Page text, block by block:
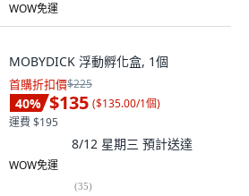
WOW免運
MOBYDICK 浮動孵化盒, 1個
首購折扣價$225
40% $135 ($135.00/1個)
運費 $195
8/12 星期三 預計送達
WOW免運
(35)